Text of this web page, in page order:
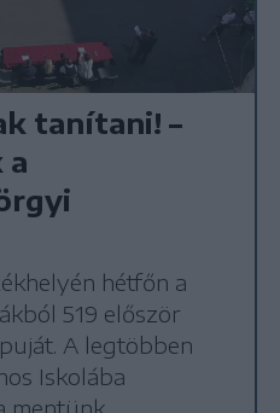
tanítani! –
a
hétfőn a
519 először
A legtöbben
Iskolába